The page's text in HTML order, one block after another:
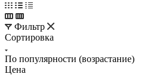
Фильтр
Сортировка
По популярности (возрастание)
Цена